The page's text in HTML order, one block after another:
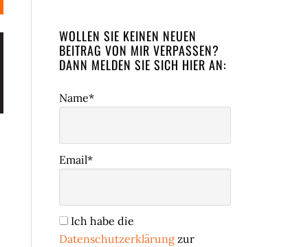
WOLLEN SIE KEINEN NEUEN
BEITRAG VON MIR VERPASSEN?
DANN MELDEN SIE SICH HIER AN:
Name*
Email*
Ich habe die
Datenschutzerklärung zur